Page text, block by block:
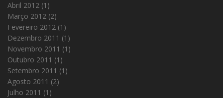
Abril 2012 (1)
Março 2012 (2)
Fevereiro 2012 (1)
Dezembro 2011 (1)
Novembro 2011 (1)
Outubro 2011 (1)
Setembro 2011 (1)
Agosto 2011 (2)
Julho 2011 (1)